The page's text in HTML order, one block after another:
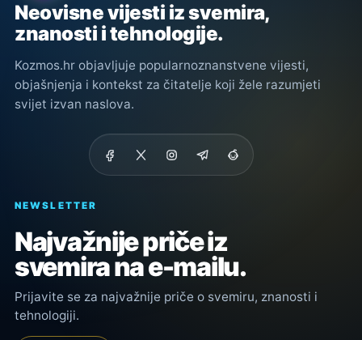
Neovisne vijesti iz svemira,
znanosti i tehnologije.
Kozmos.hr objavljuje popularnoznanstvene vijesti,
objašnjenja i kontekst za čitatelje koji žele razumjeti
svijet izvan naslova.
NEWSLETTER
Najvažnije priče iz
svemira na e-mailu.
Prijavite se za najvažnije priče o svemiru, znanosti i
tehnologiji.